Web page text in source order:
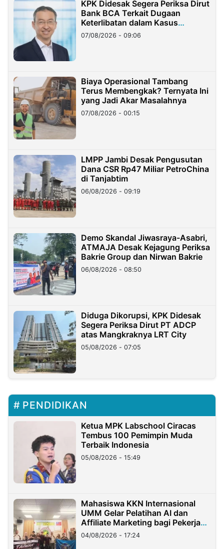
KPK Didesak Segera Periksa Dirut
Bank BCA Terkait Dugaan
Keterlibatan dalam Kasus
Hilangnya Dana Nasabah Rp2,58
Miliar
07/08/2026 - 09:06
Biaya Operasional Tambang
Terus Membengkak? Ternyata Ini
yang Jadi Akar Masalahnya
07/08/2026 - 00:15
LMPP Jambi Desak Pengusutan
Dana CSR Rp47 Miliar PetroChina
di Tanjabtim
06/08/2026 - 09:19
Demo Skandal Jiwasraya-Asabri,
ATMAJA Desak Kejagung Periksa
Bakrie Group dan Nirwan Bakrie
06/08/2026 - 08:50
Diduga Dikorupsi, KPK Didesak
Segera Periksa Dirut PT ADCP
atas Mangkraknya LRT City
05/08/2026 - 07:05
PENDIDIKAN
Ketua MPK Labschool Ciracas
Tembus 100 Pemimpin Muda
Terbaik Indonesia
05/08/2026 - 15:49
Mahasiswa KKN Internasional
UMM Gelar Pelatihan AI dan
Affiliate Marketing bagi Pekerja
Migran Indonesia di Taiwan
04/08/2026 - 17:24